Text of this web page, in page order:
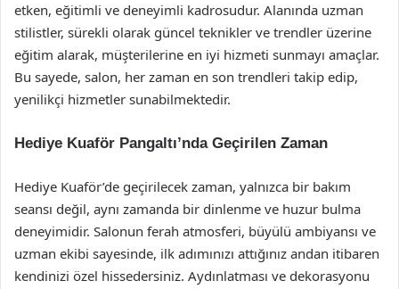
etken, eğitimli ve deneyimli kadrosudur. Alanında uzman
stilistler, sürekli olarak güncel teknikler ve trendler üzerine
eğitim alarak, müşterilerine en iyi hizmeti sunmayı amaçlar.
Bu sayede, salon, her zaman en son trendleri takip edip,
yenilikçi hizmetler sunabilmektedir.
Hediye Kuaför Pangaltı’nda Geçirilen Zaman
Hediye Kuaför’de geçirilecek zaman, yalnızca bir bakım
seansı değil, aynı zamanda bir dinlenme ve huzur bulma
deneyimidir. Salonun ferah atmosferi, büyülü ambiyansı ve
uzman ekibi sayesinde, ilk adımınızı attığınız andan itibaren
kendinizi özel hissedersiniz. Aydınlatması ve dekorasyonu